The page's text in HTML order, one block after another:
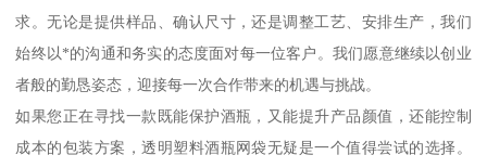
求。无论是提供样品、确认尺寸，还是调整工艺、安排生产，我们
始终以*的沟通和务实的态度面对每一位客户。我们愿意继续以创业
者般的勤恳姿态，迎接每一次合作带来的机遇与挑战。
如果您正在寻找一款既能保护酒瓶，又能提升产品颜值，还能控制
成本的包装方案，透明塑料酒瓶网袋无疑是一个值得尝试的选择。